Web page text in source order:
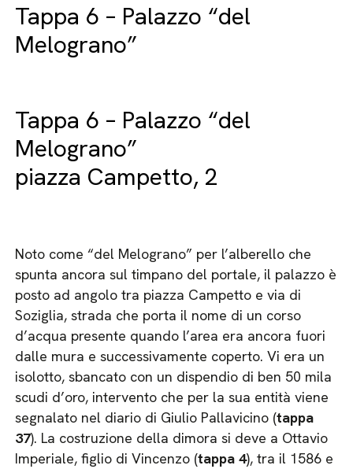
Tappa 6 – Palazzo “del
Melograno”
Tappa 6 – Palazzo “del
Melograno”
piazza Campetto, 2
Noto come “del Melograno” per l’alberello che
spunta ancora sul timpano del portale, il palazzo è
posto ad angolo tra piazza Campetto e via di
Soziglia, strada che porta il nome di un corso
d’acqua presente quando l’area era ancora fuori
dalle mura e successivamente coperto. Vi era un
isolotto, sbancato con un dispendio di ben 50 mila
scudi d’oro, intervento che per la sua entità viene
segnalato nel diario di Giulio Pallavicino (tappa
37). La costruzione della dimora si deve a Ottavio
Imperiale, figlio di Vincenzo (tappa 4), tra il 1586 e